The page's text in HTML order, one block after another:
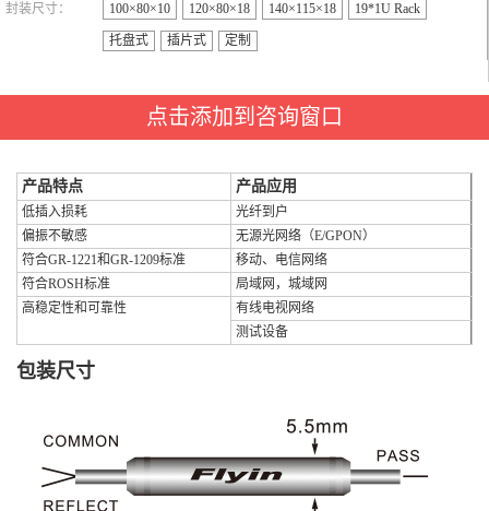
封装尺寸： 100×80×10 120×80×18 140×115×18 19*1U Rack
托盘式 插片式 定制
点击添加到咨询窗口
产品特点 产品应用
低插入损耗
光纤到户
偏振不敏感
无源光网络（E/GPON）
符合GR-1221和GR-1209标准
移动、电信网络
符合ROSH标准
局域网，城域网
高稳定性和可靠性
有线电视网络
测试设备
包装尺寸